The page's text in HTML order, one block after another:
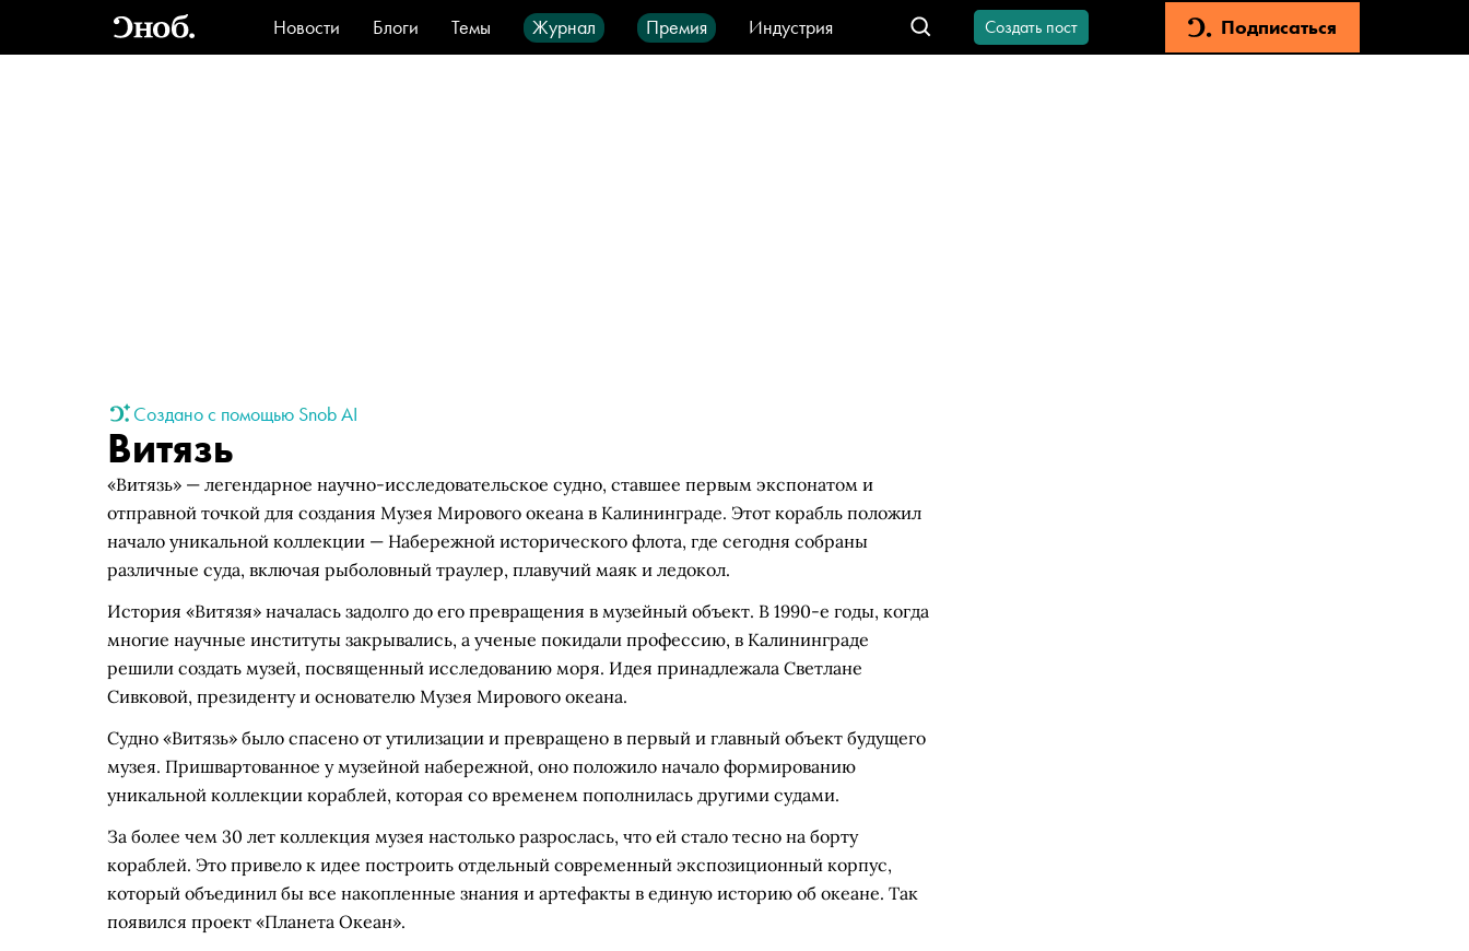
Новости Блоги Темы Журнал Премия
Индустрия
Стиль
Видео Город IT-продукты
Создать пост Подписаться
Создано с помощью Snob AI
Витязь
«Витязь» — легендарное научно-исследовательское судно, ставшее первым экспонатом и
отправной точкой для создания Музея Мирового океана в Калининграде. Этот корабль положил
начало уникальной коллекции — Набережной исторического флота, где сегодня собраны
различные суда, включая рыболовный траулер, плавучий маяк и ледокол.
История «Витязя» началась задолго до его превращения в музейный объект. В 1990-е годы, когда
многие научные институты закрывались, а ученые покидали профессию, в Калининграде
решили создать музей, посвященный исследованию моря. Идея принадлежала Светлане
Сивковой, президенту и основателю Музея Мирового океана.
Судно «Витязь» было спасено от утилизации и превращено в первый и главный объект будущего
музея. Пришвартованное у музейной набережной, оно положило начало формированию
уникальной коллекции кораблей, которая со временем пополнилась другими судами.
За более чем 30 лет коллекция музея настолько разрослась, что ей стало тесно на борту
кораблей. Это привело к идее построить отдельный современный экспозиционный корпус,
который объединил бы все накопленные знания и артефакты в единую историю об океане. Так
появился проект «Планета Океан».